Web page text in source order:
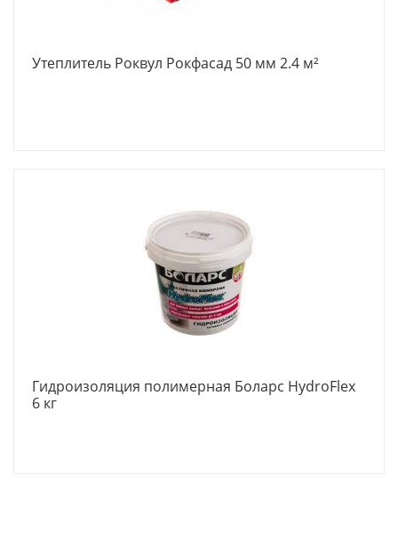
Утеплитель Роквул Рокфасад 50 мм 2.4 м²
Гидроизоляция полимерная Боларс HydroFlex
6 кг